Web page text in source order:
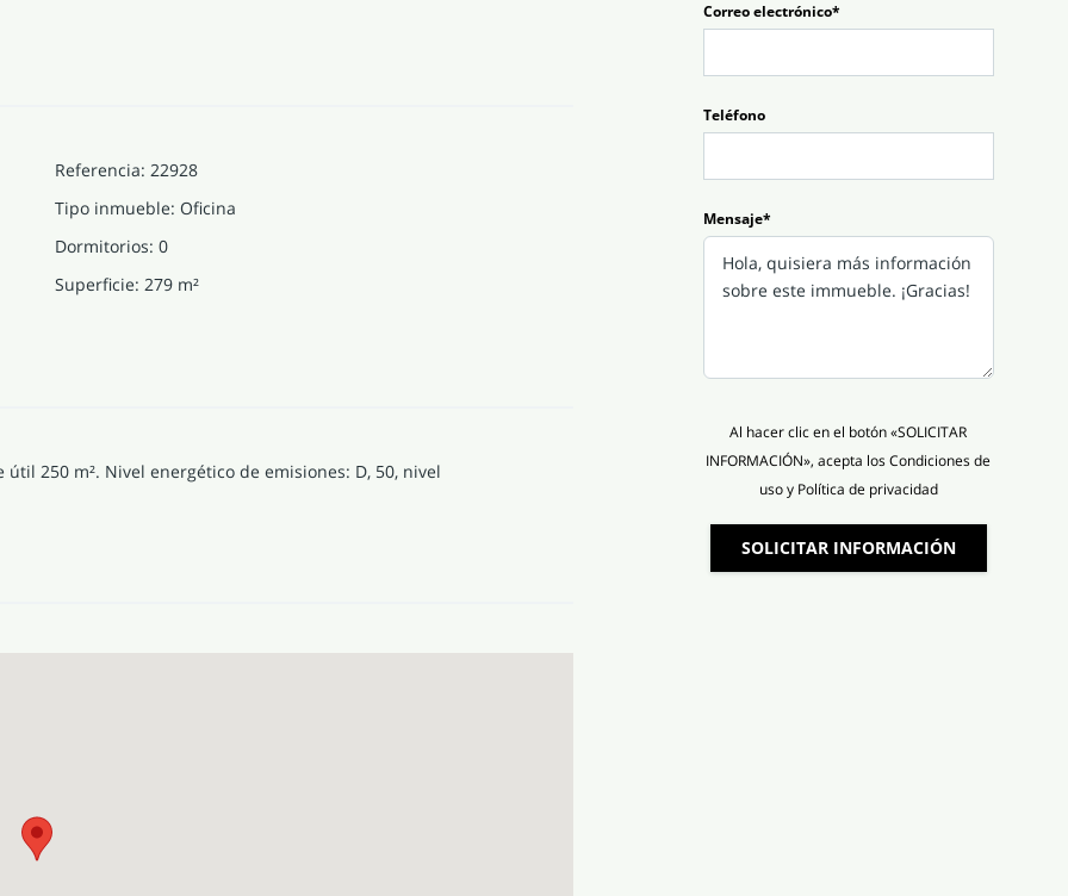
Referencia: 22928
Tipo inmueble: Oficina
Dormitorios: 0
Superficie: 279 m²
250 m². Nivel energético de emisiones: D, 50, nivel
Correo electrónico*
Teléfono
Mensaje*
Al hacer clic en el botón «SOLICITAR
INFORMACIÓN», acepta los Condiciones de
uso y Política de privacidad
SOLICITAR INFORMACIÓN